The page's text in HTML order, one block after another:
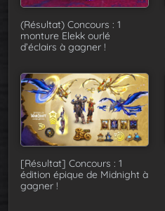
(Résultat) Concours : 1
monture Elekk ourlé
d’éclairs à gagner !
[Résultat] Concours : 1
édition épique de Midnight à
gagner !